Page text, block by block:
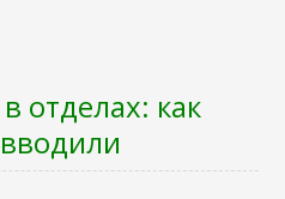
отделах: как